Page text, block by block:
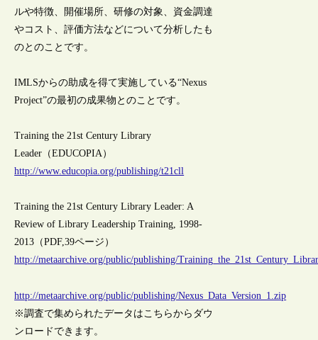
ルや特徴、開催場所、研修の対象、資金調達
やコスト、評価方法などについて分析したも
のとのことです。
IMLSからの助成を得て実施している“Nexus
Project”の最初の成果物とのことです。
Training the 21st Century Library
Leader（EDUCOPIA）
http://www.educopia.org/publishing/t21cll
Training the 21st Century Library Leader: A
Review of Library Leadership Training, 1998-
2013（PDF,39ページ）
http://metaarchive.org/public/publishing/
http://metaarchive.org/public/publishing/Nexus_Data_Version_1.zip
※調査で集められたデータはこちらからダウ
ンロードできます。